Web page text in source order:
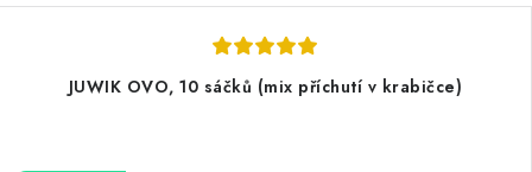
JUWIK OVO, 10 sáčků (mix příchutí v krabičce)